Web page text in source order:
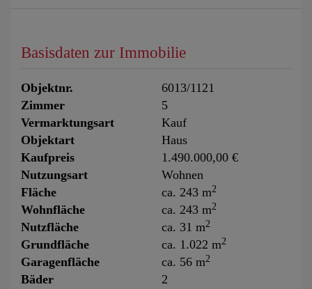
Basisdaten zur Immobilie
Objektnr.
6013/1121
Zimmer
5
Vermarktungsart
Kauf
Objektart
Haus
Kaufpreis
1.490.000,00 €
Nutzungsart
Wohnen
Fläche
ca. 243 m2
Wohnfläche ca. 243 m2
Nutzfläche ca. 31 m2
Grundfläche ca. 1.022 m2
Garagenfläche ca. 56 m2
Bäder
2